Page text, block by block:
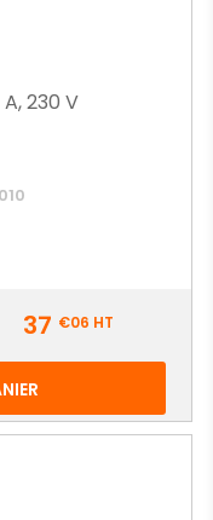
230 V
37 €06 HT